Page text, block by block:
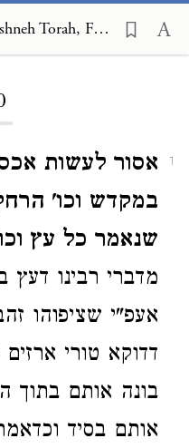
Seder Mishnah on Mishneh Torah, Foreign Worship and Customs of the Nations 6:10
1
אסור לעשות
במקדש וכו'
שנאמר כל עץ
מדברי רבינו
אעפ"י שציפוהו
דדוקא טורי
בונה אותם בתוך
אותם בסיד